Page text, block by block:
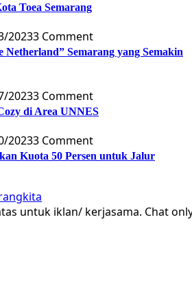
Toea Semarang
20233 Comment
Semarang yang Semakin
20233 Comment
di Area UNNES
20233 Comment
Kuota 50 Persen untuk Jalur
untuk iklan/ kerjasama. Chat